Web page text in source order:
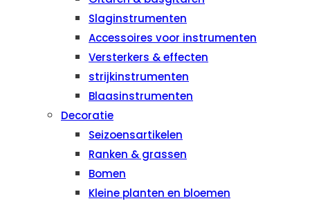
Slaginstrumenten
Accessoires voor instrumenten
Versterkers & effecten
strijkinstrumenten
Blaasinstrumenten
Decoratie
Seizoensartikelen
Ranken & grassen
Bomen
Kleine planten en bloemen